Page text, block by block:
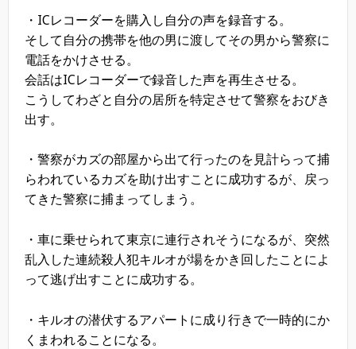
・ICレコーダーを購入し自分の声を録音する。
そして自分の携帯を他の男に渡してその男から警察に
電話をかけさせる。
会話はICレコーダーで録音した声を再生させる。
こうしてわざと自分の居所を特定させて警察をおびき
出す。
・警察がカズの部屋から出て行ったのを見計らって捕
らわれているカズを助け出すことに成功するが、戻っ
てきた警察に捕まってしまう。
・車に乗せられて東京に連行されそうになるが、突然
乱入した連続殺人犯キルオが場をかき回したことによ
って逃げ出すことに成功する。
・キルオの潜伏するアパートに成り行きで一時的にか
くまわれることになる。